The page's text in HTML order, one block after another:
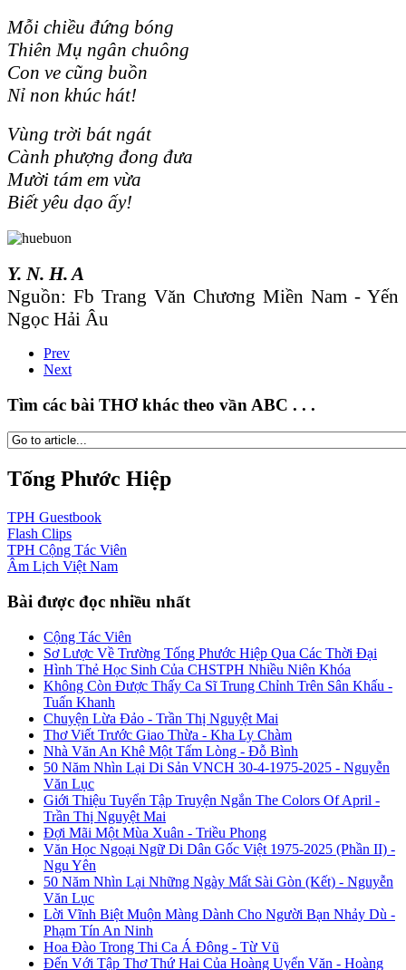
Mỗi chiều đứng bóng
Thiên Mụ ngân chuông
Con ve cũng buồn
Nỉ non khúc hát!
Vùng trời bát ngát
Cành phượng đong đưa
Mười tám em vừa
Biết yêu dạo ấy!
Y. N. H. A
Nguồn: Fb Trang Văn Chương Miền Nam - Yến
Ngọc Hải Âu
Prev
Next
Tìm các bài THƠ khác theo vần ABC . . .
Tống Phước Hiệp
TPH Guestbook
Flash Clips
TPH Cộng Tác Viên
Âm Lịch Việt Nam
Bài được đọc nhiều nhất
Cộng Tác Viên
Sơ Lược Về Trường Tống Phước Hiệp Qua Các Thời Đại
Hình Thẻ Học Sinh Của CHSTPH Nhiều Niên Khóa
Không Còn Được Thấy Ca Sĩ Trung Chỉnh Trên Sân Khấu -
Tuấn Khanh
Chuyện Lừa Đảo - Trần Thị Nguyệt Mai
Thơ Viết Trước Giao Thừa - Kha Ly Chàm
Nhà Văn An Khê Một Tấm Lòng - Đỗ Bình
50 Năm Nhìn Lại Di Sản VNCH 30-4-1975-2025 - Nguyễn
Văn Lục
Giới Thiệu Tuyển Tập Truyện Ngắn The Colors Of April -
Trần Thị Nguyệt Mai
Đợi Mãi Một Mùa Xuân - Triều Phong
Văn Học Ngoại Ngữ Di Dân Gốc Việt 1975-2025 (Phần II) -
Ngu Yên
50 Năm Nhìn Lại Những Ngày Mất Sài Gòn (Kết) - Nguyễn
Văn Lục
Lời Vĩnh Biệt Muộn Màng Dành Cho Người Bạn Nhảy Dù -
Phạm Tín An Ninh
Hoa Đào Trong Thi Ca Á Đông - Từ Vũ
Đến Với Tập Thơ Thứ Hai Của Hoàng Uyển Văn - Hoàng